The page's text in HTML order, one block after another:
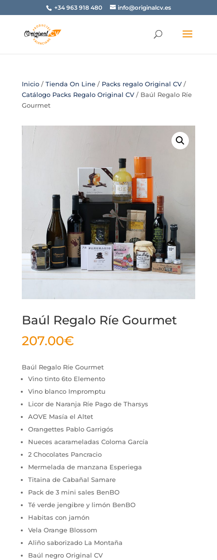
+34 963 918 480 info@originalcv.es
Inicio/ Tienda On Line/ Packs regalo Original CV/
Catálogo Packs Regalo Original CV/ Baúl Regalo Ríe
Gourmet
Baúl Regalo Ríe Gourmet
207.00€
Baúl Regalo Ríe Gourmet
Vino tinto 6to Elemento
Vino blanco Impromptu
Licor de Naranja Ríe Pago de Tharsys
AOVE Masía el Altet
Orangettes Pablo Garrigós
Nueces acarameladas Coloma García
2 Chocolates Pancracio
Mermelada de manzana Esperiega
Titaina de Cabañal Samare
Pack de 3 mini sales BenBO
Té verde jengibre y limón BenBO
Habitas con jamón
Vela Orange Blossom
Aliño saborizado La Montaña
Baúl negro Original CV